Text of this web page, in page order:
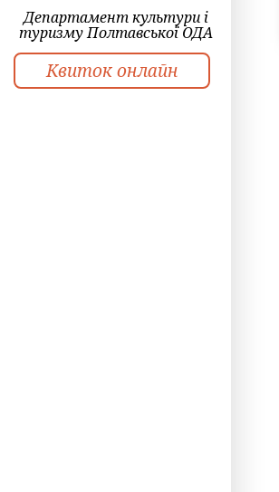
Департамент культури і
туризму Полтавської ОДА
Квиток онлайн